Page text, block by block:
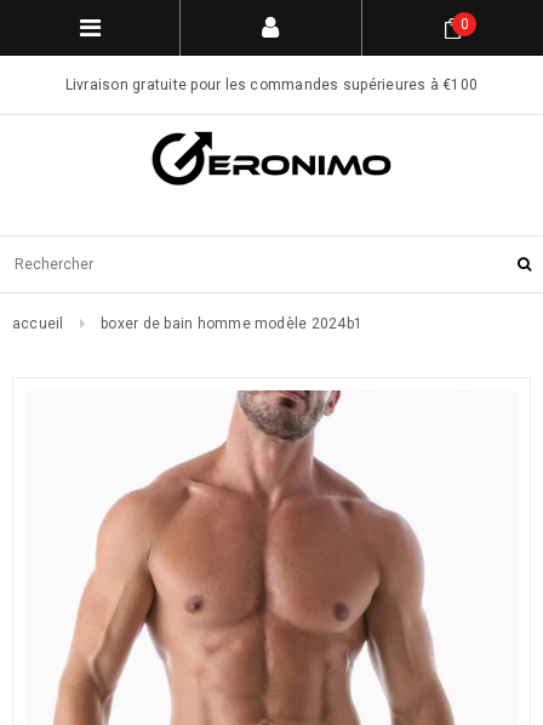
Livraison gratuite pour les commandes supérieures à €100
0
accueil boxer de bain homme modèle 2024b1